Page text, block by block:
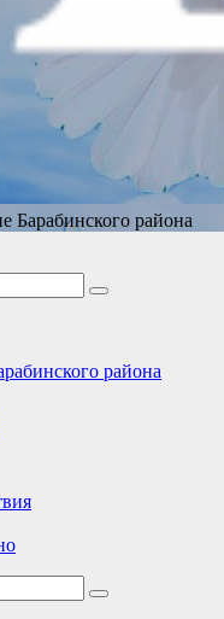
Барабинского района
района